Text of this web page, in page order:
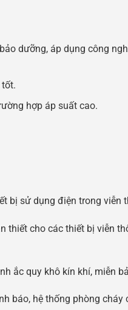
dưỡng, áp dụng công
hợp áp suất cao.
bị sử dụng điện trong viễn
thiết cho các thiết bị viễn
ắc quy khô kín khí, miễn
báo, hệ thống phòng cháy